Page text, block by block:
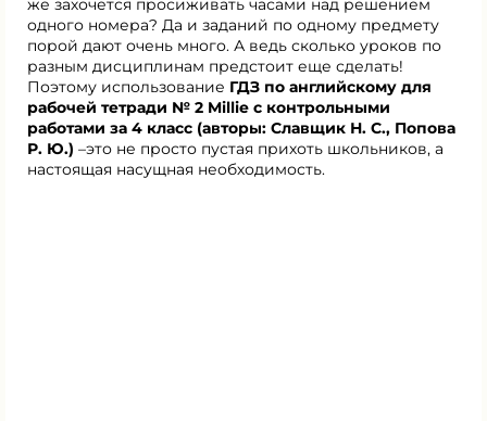
одного номера? Да и заданий по одному предмету
порой дают очень много. А ведь сколько уроков по
разным дисциплинам предстоит еще сделать!
Поэтому использование ГДЗ по английскому для
рабочей тетради № 2 Millie с контрольными
работами за 4 класс (авторы: Славщик Н. С., Попова
Р. Ю.) –это не просто пустая прихоть школьников, а
настоящая насущная необходимость.